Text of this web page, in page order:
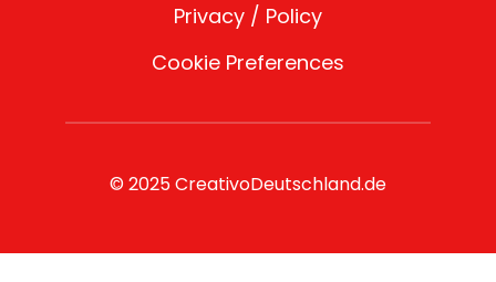
Privacy / Policy
Cookie Preferences
© 2025 CreativoDeutschland.de